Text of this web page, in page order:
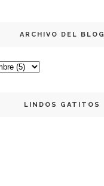
ARCHIVO DEL BLOG
LINDOS GATITOS